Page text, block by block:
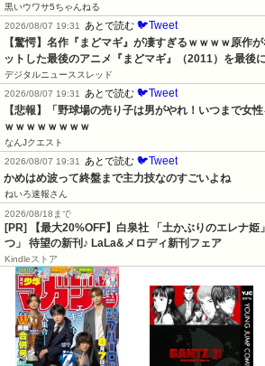
黒いウワサ5ちゃんねる
2026/08/07 19:31
あとで読む 🐦Tweet
【驚愕】名作『まどマギ』が凄すぎるｗｗｗｗ原作
ットした最後のアニメ『まどマギ』（2011）を最
デジタルニューススレッド
2026/08/07 19:31
あとで読む 🐦Tweet
【悲報】「野球場の売り子は男がやれ！いつまで女
ｗｗｗｗｗｗｗｗ
なんJクエスト
2026/08/07 19:31
あとで読む 🐦Tweet
かめはめ波って終盤まで主力技なのすごいよね
ねいろ速報さん
2026/08/18まで
[PR] 【最大20%OFF】白泉社 「土かぶりのエレナ姫
つ」 待望の新刊♪ LaLa&メロディ新刊フェア
Kindleストア